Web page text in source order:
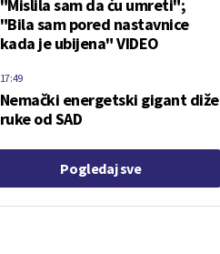
"Mislila sam da ću umreti";
"Bila sam pored nastavnice
kada je ubijena" VIDEO
Nemački energetski gigant diže
ruke od SAD
17:49
Pogledaj sve